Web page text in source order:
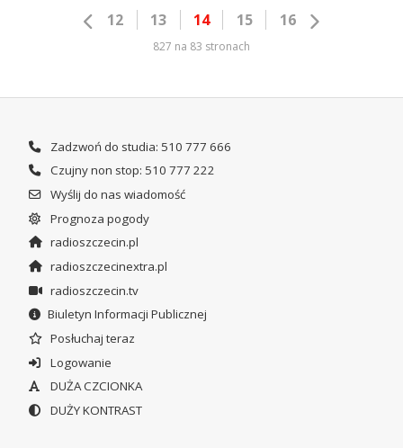
12 13 14 15 16
827 na 83 stronach
Zadzwoń do studia: 510 777 666
Czujny non stop: 510 777 222
Wyślij do nas wiadomość
Prognoza pogody
radioszczecin.pl
radioszczecinextra.pl
radioszczecin.tv
Biuletyn Informacji Publicznej
Posłuchaj teraz
Logowanie
DUŻA CZCIONKA
DUŻY KONTRAST